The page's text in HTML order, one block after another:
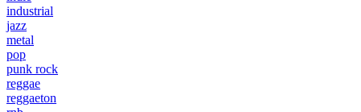
industrial
jazz
metal
pop
punk rock
reggae
reggaeton